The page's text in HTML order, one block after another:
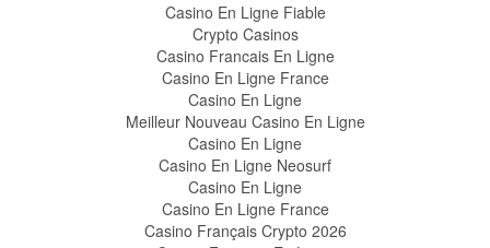
Casino En Ligne Fiable
Crypto Casinos
Casino Francais En Ligne
Casino En Ligne France
Casino En Ligne
Meilleur Nouveau Casino En Ligne
Casino En Ligne
Casino En Ligne Neosurf
Casino En Ligne
Casino En Ligne France
Casino Français Crypto 2026